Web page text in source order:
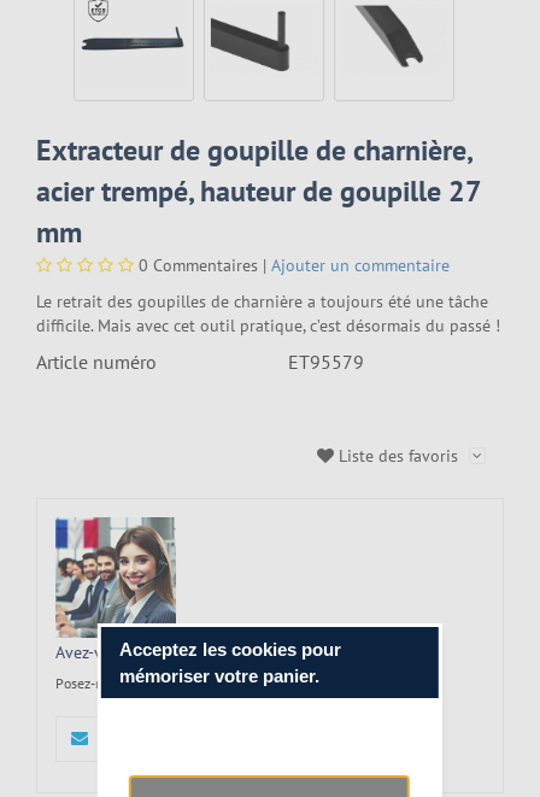
BRIEVENBUS OPENINGSGEREEDSCHAP
HANGSLOT OPENING TOOLS
ÉCARTEURS DE PORTE
CARTES DE BASCULEMENT
JUDAS DE PORTE & OUTILS
ASSA ABLOY CILINDERBOOR
CLÉS TECHNIQUES
MEERPUNTSLUITINGEN (MPS)
DEURDRANGERS
FORMATION POMPIERS
FORMATION EN APPLICATION DE LA LOI
FORMATION DSI
Extracteur de goupille de charnière,
acier trempé, hauteur de goupille 27
mm
0 Commentaires | Ajouter un commentaire
Le retrait des goupilles de charnière a toujours été une tâche
difficile. Mais avec cet outil pratique, c’est désormais du passé !
Article numéro ET95579
Liste des favoris
Avez-vous une question à propos de ce produit?
Posez-nous votre question
Acceptez les cookies pour
mémoriser votre panier.